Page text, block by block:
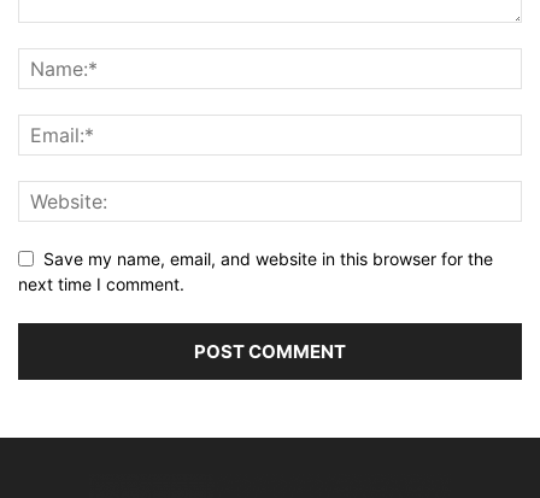
Save my name, email, and website in this browser for the
next time I comment.